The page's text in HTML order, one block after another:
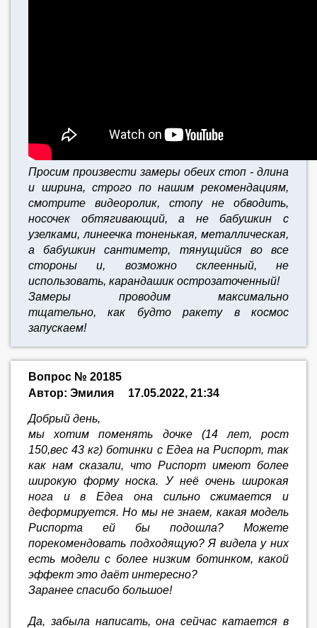
Просим произвести замеры обеих стоп - длина
и ширина, строго по нашим рекомендациям,
смотрите видеоролик, стопу не обводить,
носочек обтягивающий, а не бабушкин с
узелками, линеечка тоненькая, металлическая,
а бабушкин сантиметр, тянущийся во все
стороны и, возможно склеенный, не
использовать, карандашик острозаточенный!
Замеры проводим максимально
тщательно, как будто ракету в космос
запускаем!
Вопрос № 20185
Автор: Эмилия
17.05.2022, 21:34
Добрый день,
мы хотим поменять дочке (14 лет, рост
150,вес 43 кг) ботинки с Едеа на Риспорт, так
как нам сказали, что Риспорт имеют более
широкую форму носка. У неё очень широкая
нога и в Едеа она сильно сжимается и
деформируется. Но мы не знаем, какая модель
Риспорта ей бы подошла? Можете
порекомендовать подходящую? Я видела у них
есть модели с более низким ботинком, какой
эффект это даёт интересно?
Заранее спасибо большое!
Да, забыла написать, она сейчас катается в